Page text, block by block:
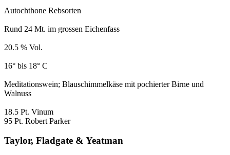
Autochthone Rebsorten
Rund 24 Mt. im grossen Eichenfass
20.5 % Vol.
16° bis 18° C
Meditationswein; Blauschimmelkäse mit pochierter Birne und
Walnuss
18.5 Pt. Vinum
95 Pt. Robert Parker
Taylor, Fladgate & Yeatman